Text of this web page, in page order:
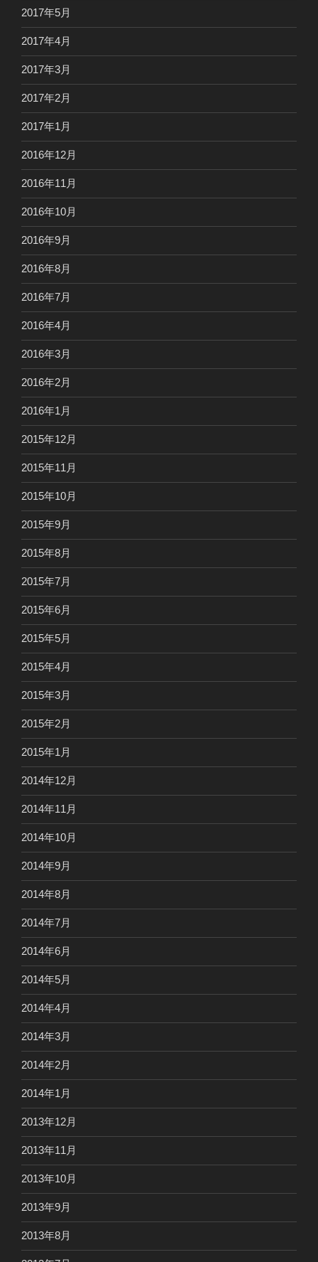
2017年5月
2017年4月
2017年3月
2017年2月
2017年1月
2016年12月
2016年11月
2016年10月
2016年9月
2016年8月
2016年7月
2016年4月
2016年3月
2016年2月
2016年1月
2015年12月
2015年11月
2015年10月
2015年9月
2015年8月
2015年7月
2015年6月
2015年5月
2015年4月
2015年3月
2015年2月
2015年1月
2014年12月
2014年11月
2014年10月
2014年9月
2014年8月
2014年7月
2014年6月
2014年5月
2014年4月
2014年3月
2014年2月
2014年1月
2013年12月
2013年11月
2013年10月
2013年9月
2013年8月